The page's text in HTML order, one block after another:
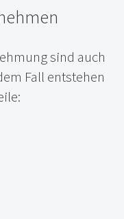
sind auch
Fall entstehen